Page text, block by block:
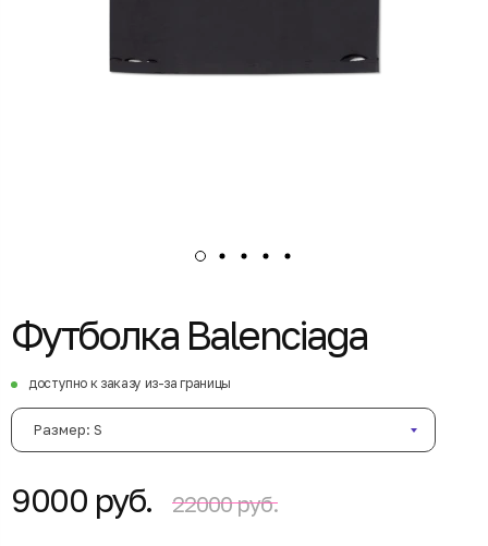
Футболка Balenciaga
доступно к заказу из-за границы
Размер: S
9000 руб. 22000 руб.